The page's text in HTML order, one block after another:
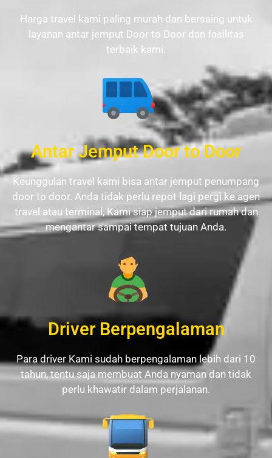
Harga travel kami paling murah dan bersaing untuk
layanan antar jemput Door to Door dan fasilitas
terbaik kami.
Antar Jemput Door to Door
Keunggulan travel kami bisa antar jemput penumpang
door to door. Anda tidak perlu repot lagi pergi ke agen
travel atau terminal, Kami siap jemput dari rumah dan
mengantar sampai tempat tujuan Anda.
Driver Berpengalaman
Para driver Kami sudah berpengalaman lebih dari 10
tahun, tentu saja membuat Anda nyaman dan tidak
perlu khawatir dalam perjalanan.